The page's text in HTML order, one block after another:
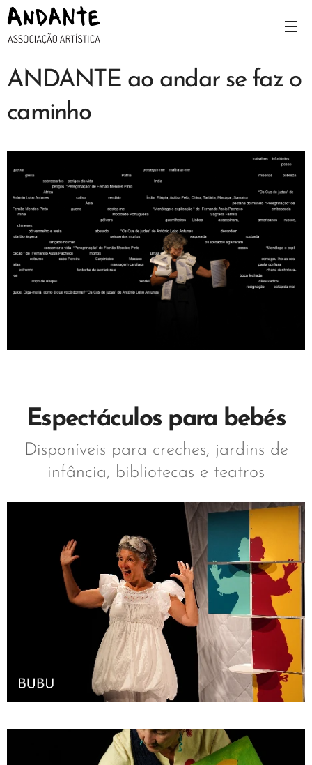
ANDANTE ao andar se faz o
caminho
Espectáculos para bebés
Disponíveis para creches, jardins de
infância, bibliotecas e teatros